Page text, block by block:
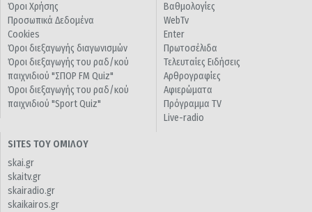
Όροι Χρήσης
Προσωπικά Δεδομένα
Cookies
Όροι διεξαγωγής διαγωνισμών
Όροι διεξαγωγής του ραδ/κού
παιχνιδιού "ΣΠΟΡ FM Quiz"
Όροι διεξαγωγής του ραδ/κού
παιχνιδιού "Sport Quiz"
Βαθμολογίες
WebTv
Enter
Πρωτοσέλιδα
Τελευταίες Ειδήσεις
Αρθρογραφίες
Αφιερώματα
Πρόγραμμα TV
Live-radio
SITES ΤΟΥ ΟΜΙΛΟΥ
skai.gr
skaitv.gr
skairadio.gr
skaikairos.gr